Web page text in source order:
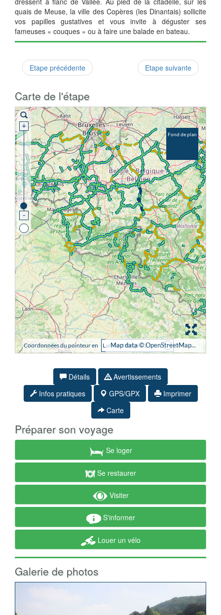
quais de Meuse, la ville des Copères (les Dinantais) sollicite
vos papilles gustatives et vous invite à déguster ses
fameuses « couques » ou à faire une balade en bateau.
Etape précédente Etape suivante
Carte de l'étape
Détails
Avertissements
Infos pratiques
GPS/GPX
Imprimer
Carte
Préparer son voyage
Se loger
Se restaurer
Visiter
S'informer
Louer un vélo
Galerie de photos